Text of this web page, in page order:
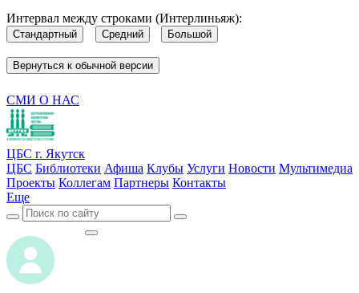
Интервал между строками (Интерлиньяж):
Стандартный Средний Большой
Вернуться к обычной версии
СМИ О НАС
ЦБС г. Якутск
ЦБС Библиотеки Афиша Клубы Услуги Новости Мультимедиа
Проекты Коллегам Партнеры Контакты
Еще